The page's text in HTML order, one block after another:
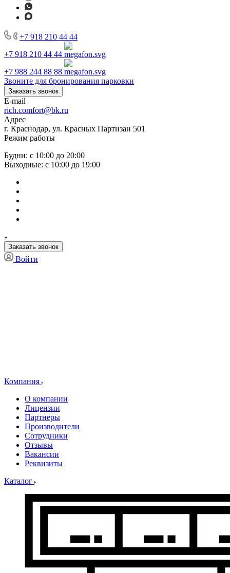
+7 918 210 44 44
+7 918 210 44 44
+7 988 244 88 88
Звоните для бронирования парковки
Заказать звонок
E-mail
rich.comfort@bk.ru
Адрес
г. Краснодар, ул. Красных Партизан 501
Режим работы
Будни: с 10:00 до 20:00
Выходные: с 10:00 до 19:00
Заказать звонок
Войти
Компания
О компании
Лицензии
Партнеры
Производители
Сотрудники
Отзывы
Вакансии
Реквизиты
Каталог